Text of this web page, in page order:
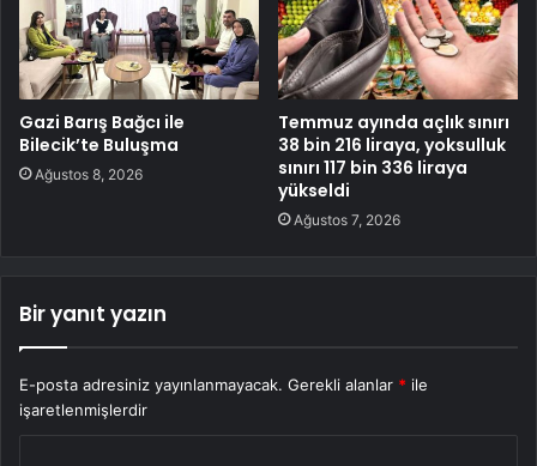
Gazi Barış Bağcı ile
Bilecik’te Buluşma
Ağustos 8, 2026
Temmuz ayında açlık sınırı
38 bin 216 liraya, yoksulluk
sınırı 117 bin 336 liraya
yükseldi
Ağustos 7, 2026
Bir yanıt yazın
E-posta adresiniz yayınlanmayacak. Gerekli alanlar * ile
işaretlenmişlerdir